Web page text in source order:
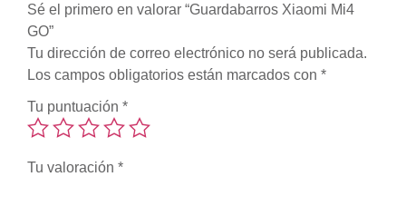
Sé el primero en valorar “Guardabarros Xiaomi Mi4
GO”
Tu dirección de correo electrónico no será publicada.
Los campos obligatorios están marcados con *
Tu puntuación *
Tu valoración *